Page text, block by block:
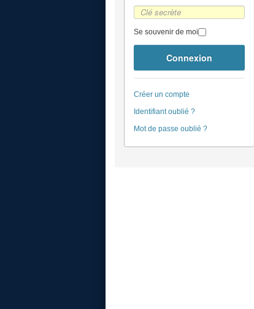
Se souvenir de moi
Connexion
Créer un compte
Identifiant oublié ?
Mot de passe oublié ?